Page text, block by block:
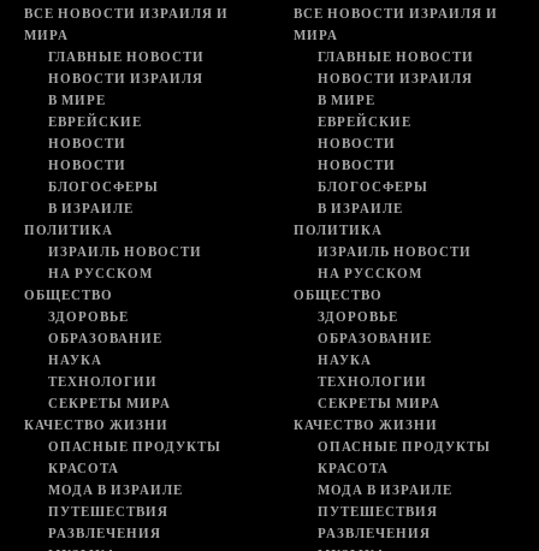
ВСЕ НОВОСТИ ИЗРАИЛЯ И
МИРА
ГЛАВНЫЕ НОВОСТИ
НОВОСТИ ИЗРАИЛЯ
В МИРЕ
ЕВРЕЙСКИЕ
НОВОСТИ
НОВОСТИ
БЛОГОСФЕРЫ
В ИЗРАИЛЕ
ПОЛИТИКА
ИЗРАИЛЬ НОВОСТИ
НА РУССКОМ
ОБЩЕСТВО
ЗДОРОВЬЕ
ОБРАЗОВАНИЕ
НАУКА
ТЕХНОЛОГИИ
СЕКРЕТЫ МИРА
КАЧЕСТВО ЖИЗНИ
ОПАСНЫЕ ПРОДУКТЫ
КРАСОТА
МОДА В ИЗРАИЛЕ
ПУТЕШЕСТВИЯ
РАЗВЛЕЧЕНИЯ
ВСЕ НОВОСТИ ИЗРАИЛЯ И
МИРА
ГЛАВНЫЕ НОВОСТИ
НОВОСТИ ИЗРАИЛЯ
В МИРЕ
ЕВРЕЙСКИЕ
НОВОСТИ
НОВОСТИ
БЛОГОСФЕРЫ
В ИЗРАИЛЕ
ПОЛИТИКА
ИЗРАИЛЬ НОВОСТИ
НА РУССКОМ
ОБЩЕСТВО
ЗДОРОВЬЕ
ОБРАЗОВАНИЕ
НАУКА
ТЕХНОЛОГИИ
СЕКРЕТЫ МИРА
КАЧЕСТВО ЖИЗНИ
ОПАСНЫЕ ПРОДУКТЫ
КРАСОТА
МОДА В ИЗРАИЛЕ
ПУТЕШЕСТВИЯ
РАЗВЛЕЧЕНИЯ